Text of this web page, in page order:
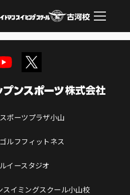
ポーツプラザ小山
ルフフィットネス
イースタジオ
スイミングスクール小山校